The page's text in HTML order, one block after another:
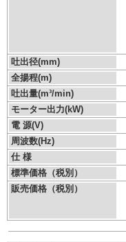
吐出径(mm)
全揚程(m)
吐出量(m³/min)
モーター出力(kW)
電 源(V)
周波数(Hz)
仕 様
標準価格（税別）
販売価格（税別）